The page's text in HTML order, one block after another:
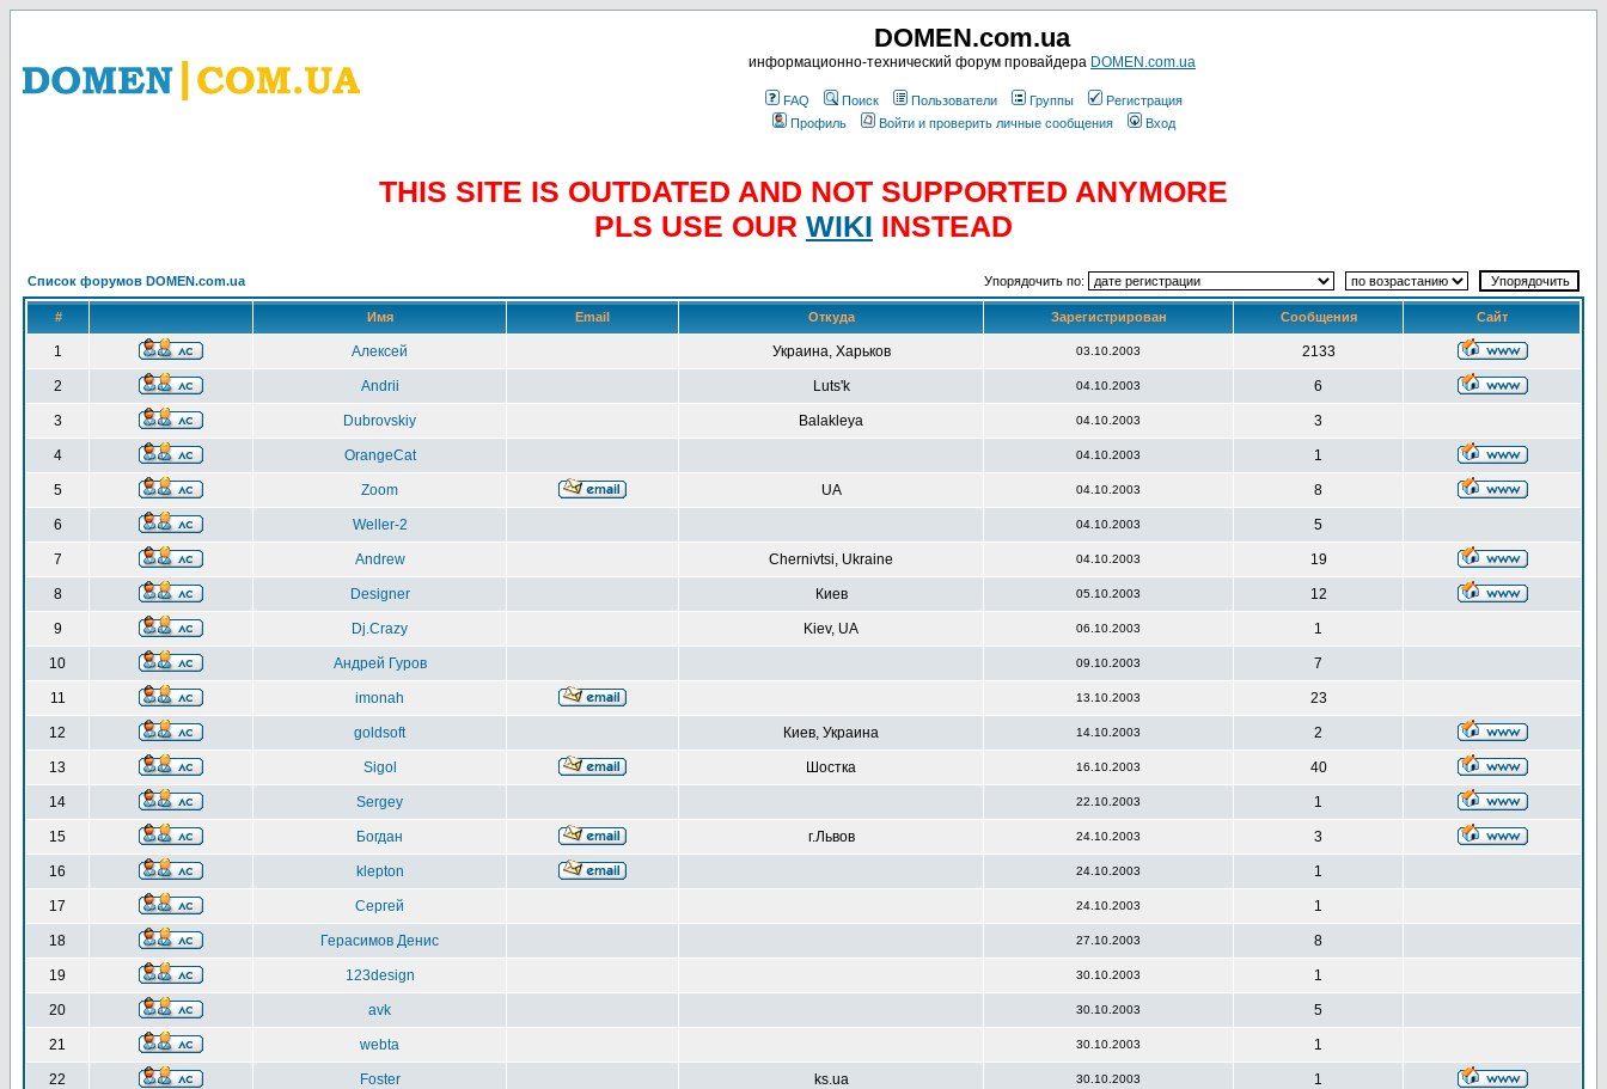
DOMEN.com.ua
информационно-технический форум провайдера DOMEN.com.ua
FAQ Поиск Пользователи Группы
Регистрация
Профиль
Войти и проверить личные сообщения Вход
THIS SITE IS OUTDATED AND NOT SUPPORTED ANYMORE
PLS USE OUR WIKI INSTEAD
Список форумов DOMEN.com.ua Упорядочить по:
# Имя Email Откуда Зарегистрирован Сообщения Сайт
1 Алексей Украина, Харьков 03.10.2003 2133
2 Andrii Luts'k 04.10.2003 6
3 Dubrovskiy Balakleya 04.10.2003 3
4 OrangeCat 04.10.2003 1
5 Zoom UA 04.10.2003 8
6 Weller-2 04.10.2003 5
7 Andrew Chernivtsi, Ukraine 04.10.2003 19
8 Designer Киев 05.10.2003 12
9 Dj.Crazy Kiev, UA 06.10.2003 1
10 Андрей Гуров 09.10.2003 7
11 imonah 13.10.2003 23
12 goldsoft Киев, Украина 14.10.2003 2
13 Sigol Шостка 16.10.2003 40
14 Sergey 22.10.2003 1
15 Богдан г.Львов 24.10.2003 3
16 klepton 24.10.2003 1
17 Сергей 24.10.2003 1
18 Герасимов Денис 27.10.2003 8
19 123design 30.10.2003 1
20 avk 30.10.2003 5
21 webta 30.10.2003 1
22 Foster ks.ua 30.10.2003 1